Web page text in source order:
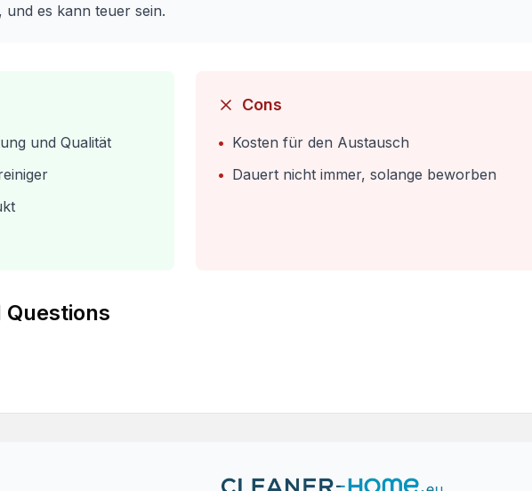
es kann teuer sein.
und Qualität
Cons
• Kosten für den Austausch
• Dauert nicht immer, solange beworben